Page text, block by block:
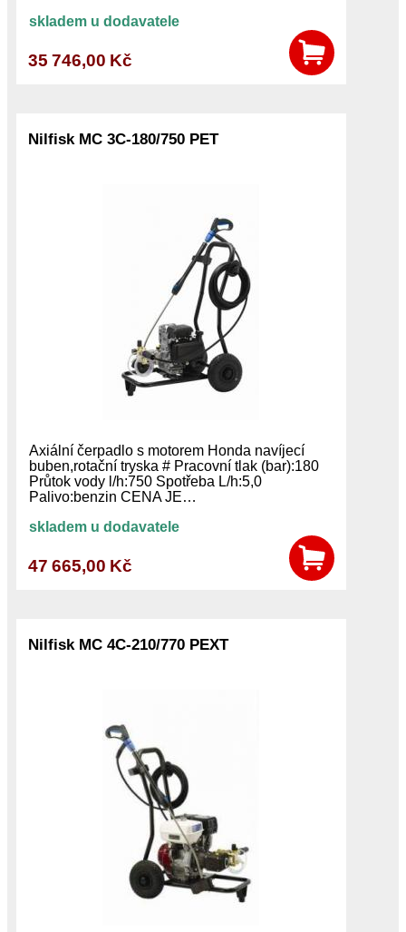
skladem u dodavatele
35 746,00 Kč
Nilfisk MC 3C-180/750 PET
Axiální čerpadlo s motorem Honda navíjecí
buben,rotační tryska # Pracovní tlak (bar):180
Průtok vody l/h:750 Spotřeba L/h:5,0
Palivo:benzin CENA JE…
skladem u dodavatele
47 665,00 Kč
Nilfisk MC 4C-210/770 PEXT